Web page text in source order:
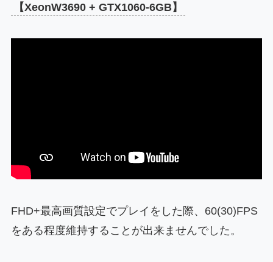
【XeonW3690 + GTX1060-6GB】
FHD+最高画質設定でプレイをした際、60(30)FPS
をある程度維持することが出来ませんでした。